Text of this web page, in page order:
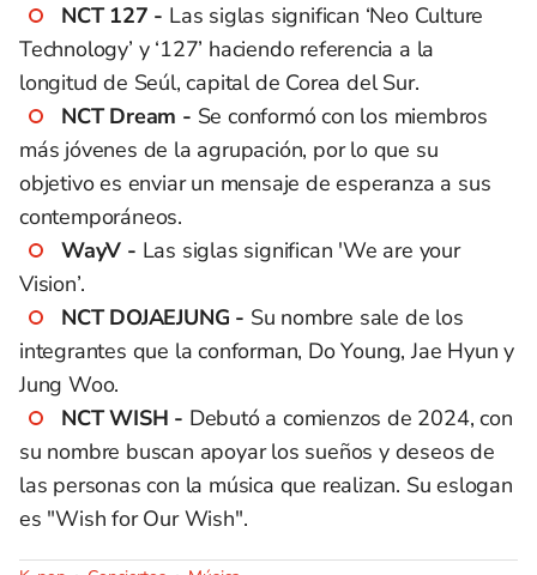
NCT 127 - Las siglas significan ‘Neo Culture
Technology’ y ‘127’ haciendo referencia a la
longitud de Seúl, capital de Corea del Sur.
NCT Dream - Se conformó con los miembros
más jóvenes de la agrupación, por lo que su
objetivo es enviar un mensaje de esperanza a sus
contemporáneos.
WayV - Las siglas significan 'We are your
Vision’.
NCT DOJAEJUNG - Su nombre sale de los
integrantes que la conforman, Do Young, Jae Hyun y
Jung Woo.
NCT WISH - Debutó a comienzos de 2024, con
su nombre buscan apoyar los sueños y deseos de
las personas con la música que realizan. Su eslogan
es "Wish for Our Wish".